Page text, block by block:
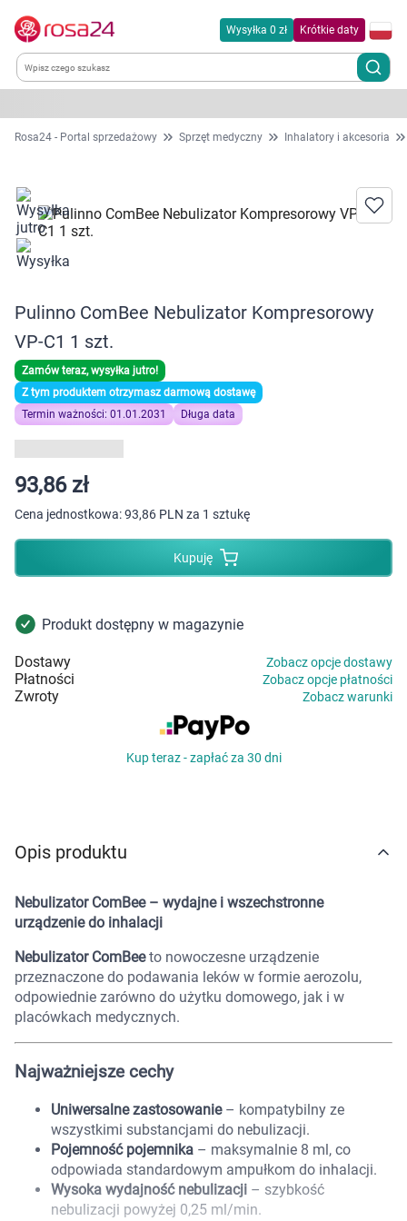
Korzystamy z plików cookies w celu
Wysyłka 0 zł Krótkie daty
Kategorie
Dla zwierząt
Dom i ogród
Zdrowie
Kobieta w ciąży i mama
Dziecko
Higiena
Sprzęt medyczny
Rosa24 - Portal sprzedażowy Sprzęt medyczny Inhalatory i akcesoria
Pulinno ComBee Nebulizator Kompresorowy
VP-C1 1 szt.
Zamów teraz, wysyłka jutro!
Z tym produktem otrzymasz darmową dostawę
Termin ważności: 01.01.2031
Długa data
93,86 zł
Cena jednostkowa:93,86 PLN za 1 sztukę
Kupuję
Produkt dostępny w magazynie
Dostawy Zobacz opcje dostawy
Płatności Zobacz opcje płatności
Zwroty Zobacz warunki
Kup teraz - zapłać za 30 dni
Opis produktu
Nebulizator ComBee – wydajne i wszechstronne
urządzenie do inhalacji
Nebulizator ComBeeto nowoczesne urządzenie
przeznaczone do podawania leków w formie aerozolu,
odpowiednie zarówno do użytku domowego, jak i w
placówkach medycznych.
Najważniejsze cechy
Uniwersalne zastosowanie– kompatybilny ze
wszystkimi substancjami do nebulizacji.
Pojemność pojemnika – maksymalnie 8 ml, co
odpowiada standardowym ampułkom do inhalacji.
Wysoka wydajność nebulizacji – szybkość
nebulizacji powyżej 0,25 ml/min.